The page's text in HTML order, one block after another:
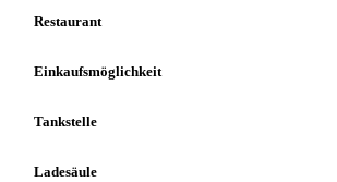
Restaurant
Einkaufsmöglichkeit
Tankstelle
Ladesäule